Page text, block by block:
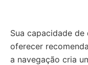
Sua capacidade
oferecer
a navegação cria